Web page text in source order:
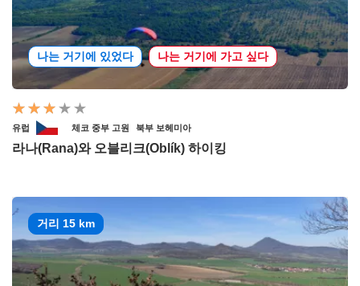
나는 거기에 있었다 나는 거기에 가고 싶다
유럽 체코 중부 고원 북부 보헤미아
라나(Rana)와 오블리크(Oblík) 하이킹
거리 15 km